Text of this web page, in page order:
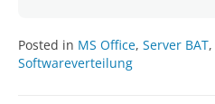
Posted in MS Office, Server BAT,
Softwareverteilung